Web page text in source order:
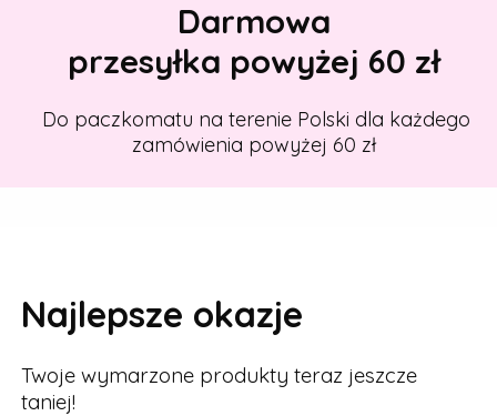
Darmowa
przesyłka powyżej 60 zł
Do paczkomatu na terenie Polski dla każdego
zamówienia powyżej 60 zł
Najlepsze okazje
Twoje wymarzone produkty teraz jeszcze
taniej!